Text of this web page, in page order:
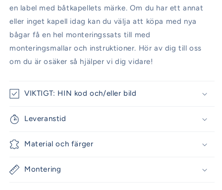
en label med båtkapellets märke. Om du har ett annat
eller inget kapell idag kan du välja att köpa med nya
bågar få en hel monteringssats till med
monteringsmallar och instruktioner. Hör av dig till oss
om du är osäker så hjälper vi dig vidare!
VIKTIGT: HIN kod och/eller bild
Leveranstid
Material och färger
Montering